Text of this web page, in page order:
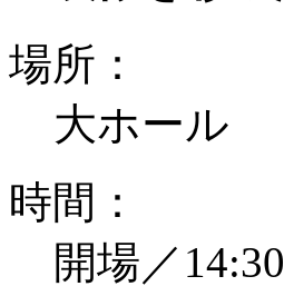
場所：
大ホール
時間：
開場／14:30